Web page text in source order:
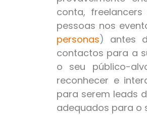
conta,
pessoas nos
personas) antes
contactos para a
o seu público-
reconhecer e
para serem leads
adequados para o